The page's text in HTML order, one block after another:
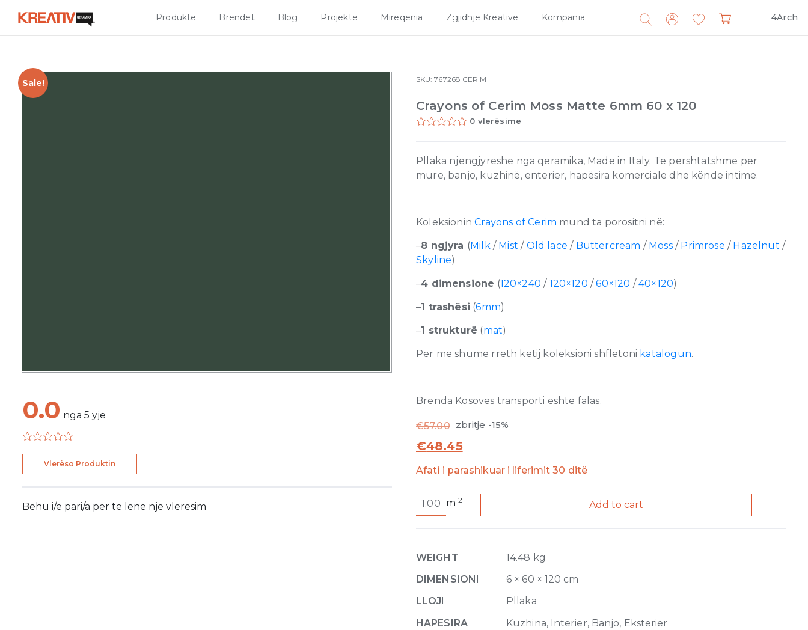
Produkte Brendet Blog Projekte Mirëqenia Zgjidhje Kreative Kompania 4Arch
Search
for:
Sale!
0.0 nga 5 yje
Vlerëso Produktin
Bëhu i/e pari/a për të lënë një vlerësim
SKU:767268 CERIM
Crayons of Cerim Moss Matte 6mm 60 x 120
0 vlerësime
Pllaka njëngjyrëshe nga qeramika, Made in Italy. Të përshtatshme për
mure, banjo, kuzhinë, enterier, hapësira komerciale dhe kënde intime.
KoleksioninCrayons of Cerim mund ta porositni në:
–8 ngjyra (Milk/ Mist / Old lace / Buttercream / Moss/ Primrose / Hazelnut /
Skyline)
–4 dimensione (120×240 / 120×120 /60×120 /40×120)
–1 trashësi (6mm)
–1 strukturë (mat)
Për më shumë rreth këtij koleksioni shfletoni katalogun.
Brenda Kosovës transporti është falas.
€57.00 zbritje -15%
€48.45
Afati i parashikuar i liferimit 30 ditë
of
6mm
60
120
quantity
m2 Add to cart
WEIGHT
14.48 kg
DIMENSIONI
6 × 60 × 120 cm
LLOJI
Pllaka
HAPESIRA
Kuzhina, Interier, Banjo, Eksterier